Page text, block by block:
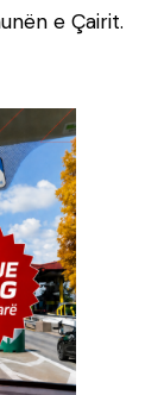
e Çairit.